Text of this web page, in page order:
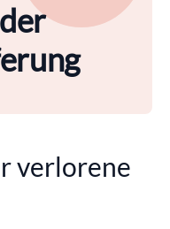
verlorene